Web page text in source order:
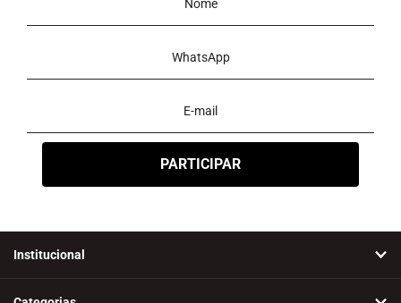
Institucional